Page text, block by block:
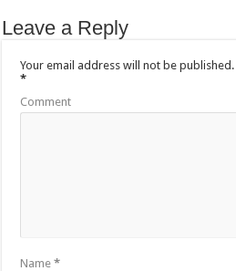
Leave a Reply
Your email address will not be published.
*
Comment
Name*